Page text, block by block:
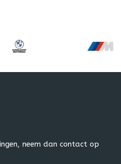
neem dan contact op